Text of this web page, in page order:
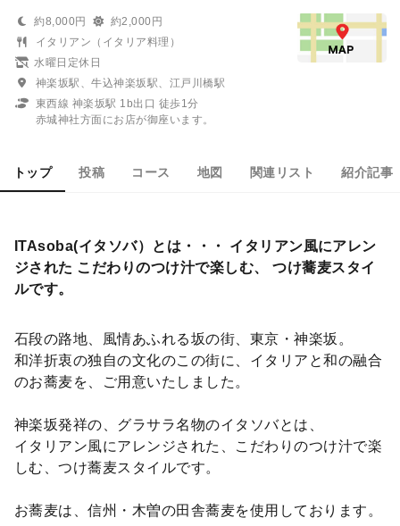
約8,000円
約2,000円
イタリアン（イタリア料理）
水曜日定休日
神楽坂駅、牛込神楽坂駅、江戸川橋駅
東西線 神楽坂駅 1b出口 徒歩1分
赤城神社方面にお店が御座います。
トップ 投稿 コース 地図 関連リスト 紹介記事
ITAsoba(イタソバ）とは・・・ イタリアン風にアレン
ジされた こだわりのつけ汁で楽しむ、 つけ蕎麦スタイ
ルです。
石段の路地、風情あふれる坂の街、東京・神楽坂。
和洋折衷の独自の文化のこの街に、イタリアと和の融合
のお蕎麦を、ご用意いたしました。
神楽坂発祥の、グラサラ名物のイタソバとは、
イタリアン風にアレンジされた、こだわりのつけ汁で楽
しむ、つけ蕎麦スタイルです。
お蕎麦は、信州・木曽の田舎蕎麦を使用しております。